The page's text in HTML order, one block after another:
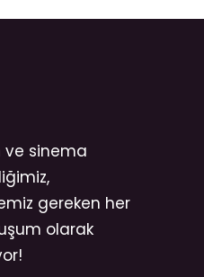
ve sinema
gereken her
olarak